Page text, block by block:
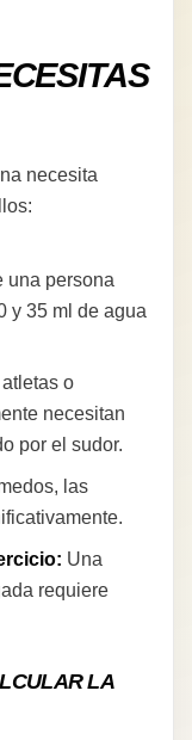
necesita
una persona
y 35 ml de agua
atletas o
necesitan
por el sudor.
las
Una
requiere
LA